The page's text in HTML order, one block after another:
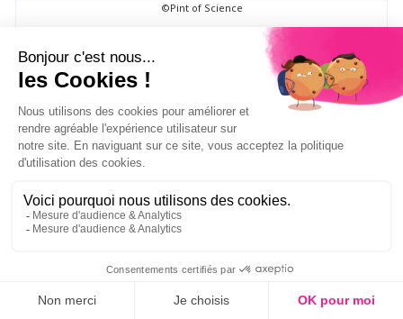
©Pint of Science
PINT OF SCIENCE
France par une association à but non lucratif qui s’est
développé de manière astronomique au cours des dernières
années.
fondamentales restent les mêmes: offrir un espace aux
discuter de la recherche dans un environnement détendu en